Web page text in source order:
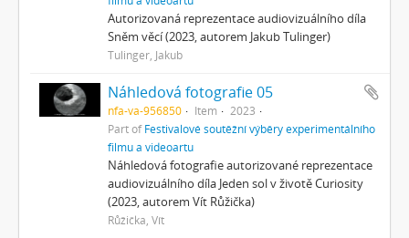
Autorizovaná reprezentace audiovizuálního díla
Sněm věcí (2023, autorem Jakub Tulinger)
Tulinger, Jakub
Náhledová fotografie 05
nfa-va-956850 Item
2023
Part ofFestivalové soutěžní výběry experimentálního
filmu a videoartu
Náhledová fotografie autorizované reprezentace
audiovizuálního díla Jeden sol v životě Curiosity
(2023, autorem Vít Růžička)
Růžička, Vít